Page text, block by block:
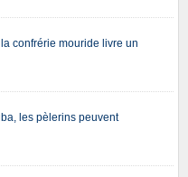
confrérie mouride livre un
les pèlerins peuvent